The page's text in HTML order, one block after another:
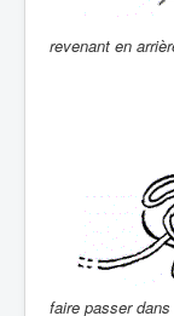
revenant en
faire passer